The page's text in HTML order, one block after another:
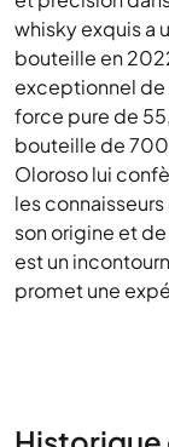
whisky exquis a
bouteille en
exceptionnel de
force pure de
bouteille de 700
Oloroso lui
les
son origine et
est un
promet une